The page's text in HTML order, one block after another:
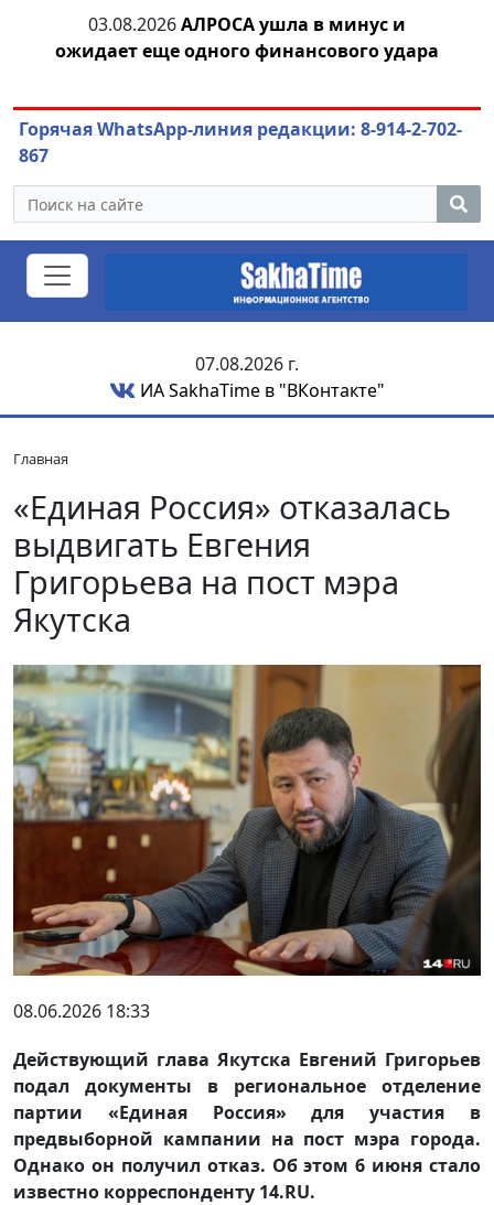
03.08.2026АЛРОСА ушла в минус и
ожидает еще одного финансового удара
Горячая WhatsApp-линия редакции: 8-914-2-702-
867
07.08.2026 г.
ИА SakhaTime в "ВКонтакте"
Главная
«Единая Россия» отказалась
выдвигать Евгения
Григорьева на пост мэра
Якутска
08.06.2026 18:33
Действующий глава Якутска Евгений Григорьев
подал документы в региональное отделение
партии «Единая Россия» для участия в
предвыборной кампании на пост мэра города.
Однако он получил отказ. Об этом 6 июня стало
известно корреспонденту 14.RU.